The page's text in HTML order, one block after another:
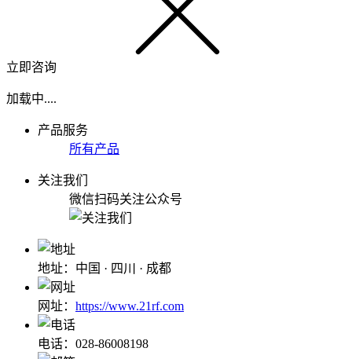
立即咨询
加载中....
产品服务
所有产品
关注我们
微信扫码关注公众号
地址：中国 · 四川 · 成都
网址： https://www.21rf.com
电话：028-86008198